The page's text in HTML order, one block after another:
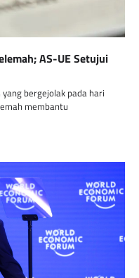
AS-UE Setujui
bergejolak pada hari
membantu